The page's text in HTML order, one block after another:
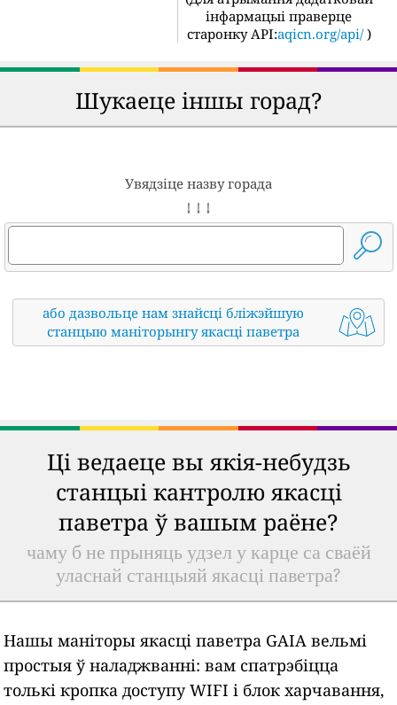
інфармацыі праверце
старонку API:aqicn.org/api/ )
Шукаеце іншы горад?
Увядзіце назву горада
↓ ↓ ↓
або дазвольце нам знайсці бліжэйшую
станцыю маніторынгу якасці паветра
Ці ведаеце вы якія-небудзь
станцыі кантролю якасці
паветра ў вашым раёне?
чаму б не прыняць удзел у карце са сваёй
уласнай станцыяй якасці паветра?
Нашы маніторы якасці паветра GAIA вельмі
простыя ў наладжванні: вам спатрэбіцца
толькі кропка доступу WIFI і блок харчавання,